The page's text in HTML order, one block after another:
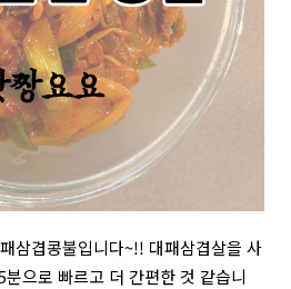
삼겹콩불입니다~!! 대패삼겹살을 사
으로 빠르고 더 간편한 것 같습니